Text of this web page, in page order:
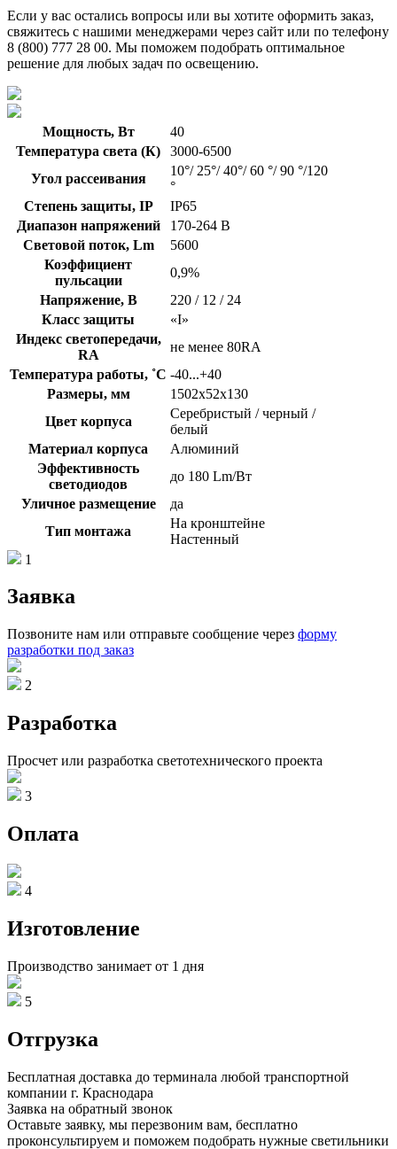
Если у вас остались вопросы или вы хотите оформить заказ,
свяжитесь с нашими менеджерами через сайт или по телефону
8 (800) 777 28 00. Мы поможем подобрать оптимальное
решение для любых задач по освещению.
Мощность, Вт
40
Температура света (К)
3000-6500
Угол рассеивания
10°/ 25°/ 40°/ 60 °/ 90 °/120
°
Степень защиты, IP
IP65
Диапазон напряжений
170-264 В
Световой поток, Lm
5600
Коэффициент
пульсации
0,9%
Напряжение, В
220 / 12 / 24
Класс защиты
«I»
Индекс светопередачи,
RA
не менее 80RA
Температура работы, ˚С -40...+40
Размеры, мм
1502х52х130
Цвет корпуса
Серебристый / черный /
белый
Материал корпуса
Алюминий
Эффективность
светодиодов
до 180 Lm/Вт
Уличное размещение
да
Тип монтажа
На кронштейне
Настенный
1
Заявка
Позвоните нам или отправьте сообщение через форму
разработки под заказ
2
Разработка
Просчет или разработка светотехнического проекта
3
Оплата
4
Изготовление
Производство занимает от 1 дня
5
Отгрузка
Бесплатная доставка до терминала любой транспортной
компании г. Краснодара
Заявка на обратный звонок
Оставьте заявку, мы перезвоним вам, бесплатно
проконсультируем и поможем подобрать нужные светильники